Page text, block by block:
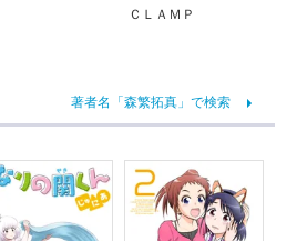
ＣＬＡＭＰ
著者名「森繁拓真」で検索